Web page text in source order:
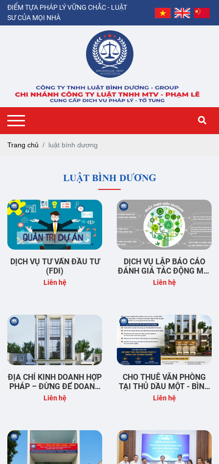
ĐIỂM TỰA PHÁP LÝ VỮNG CHẮC - LUẬT
SƯ CỦA MỌI NHÀ
Trang chủ luật bình dương
LUẬT BÌNH DƯƠNG
DỊCH VỤ TƯ VẤN ĐẦU TƯ
(FDI)
Liên hệ
DỊCH VỤ LẬP BÁO CÁO
ĐÁNH GIÁ TÁC ĐỘNG MÔI
TRƯỜNG
Liên hệ
ĐỊA CHỈ KINH DOANH HỢP
PHÁP – ĐỪNG ĐỂ DOANH
NGHIỆP MỚI THÀNH LẬP
GẶP RỦI RO NGAY TỪ
Liên hệ
CHO THUÊ VĂN PHÒNG
TẠI THỦ DẦU MỘT - BÌNH
DƯƠNG
Liên hệ